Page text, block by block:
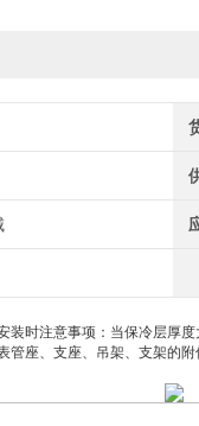
装时注意事项：当保冷层厚
管座、支座、吊架、支架的